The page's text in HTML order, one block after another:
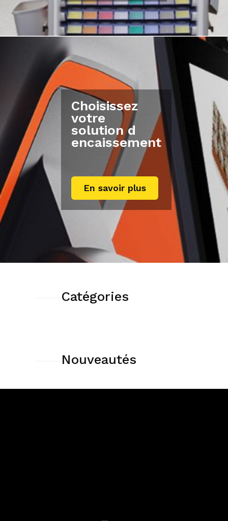
Choisissez
votre
solution d
encaissement
En savoir plus
Catégories
Nouveautés